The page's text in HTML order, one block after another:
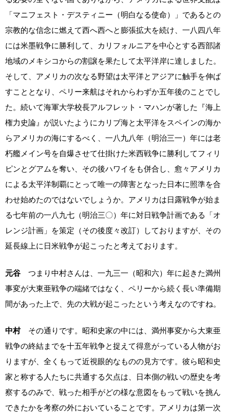
「マニフェスト・デスティニー（明白なる使命）」であるとの
宗教的な信念に燃えて西へ西へと膨張拡大を続け、一八四八年
には米墨戦争に勝利して、カリフォルニアを中心とする西部諸
地域のメキシコからの割譲を果たして太平洋岸に達しました。
そして、アメリカの次なる野望は太平洋とアジアに触手を伸ば
すこととなり、ペリー来航はそれからわずか五年後のことでし
た。続いて海軍大学校長アルフレット・マハンが著した『海上
権力史論』が説いたようにカリブ海と太平洋をスペインの海か
らアメリカの海にするべく、一八九八年（明治三一）年には老
朽艦メイン号を自爆させて仕掛けた米西戦争に勝利してフィリ
ピンとグアムを奪い、その後ハワイをも併合し、愈々アメリカ
による太平洋制覇にとって唯一の障害となった日本に照準を合
わせ始めたのではないでしょうか。アメリカは日露戦争が始ま
る七年前の一八九七（明治三〇）年に対日戦争計画である「オ
レンジ計画」を策定（その後度々改訂）しておりますが、その
延長線上に日米戦争が起こったと考えております。
元谷 つまり中村さんは、一九三一（昭和六）年に起きた満州
事変が大東亜戦争の端緒ではなく、ペリーから続く長い準備期
間があった上で、先の大戦が起こったという考えなのですね。
中村 その通りです。昭和史家の中には、満州事変から大東亜
戦争の終結までを十五年戦争と捉えて得意がっている人物がお
りますが、全くもって近視眼的なものの見方です。彼ら昭和史
家と称する人たちに共通する欠点は、日本側の戦いの歴史を考
察するのみで、戦った相手がどの様な意図をもって戦いを挑ん
できたかを考察の外においていることです。アメリカは第一次